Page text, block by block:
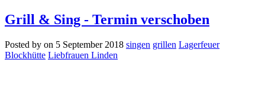
Grill & Sing - Termin verschoben
Posted by on 5 September 2018 singen grillen Lagerfeuer
Blockhütte Liebfrauen Linden